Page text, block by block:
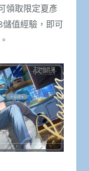
領取限定夏彥
儲值經驗，即可